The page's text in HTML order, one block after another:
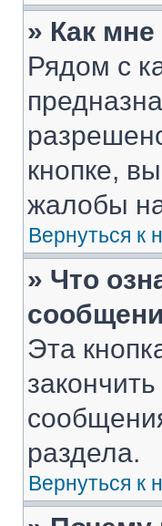
» Как
Рядом с
кнопке,
жалобы
Вернуться к
» Что
Эта
раздела.
Вернуться к